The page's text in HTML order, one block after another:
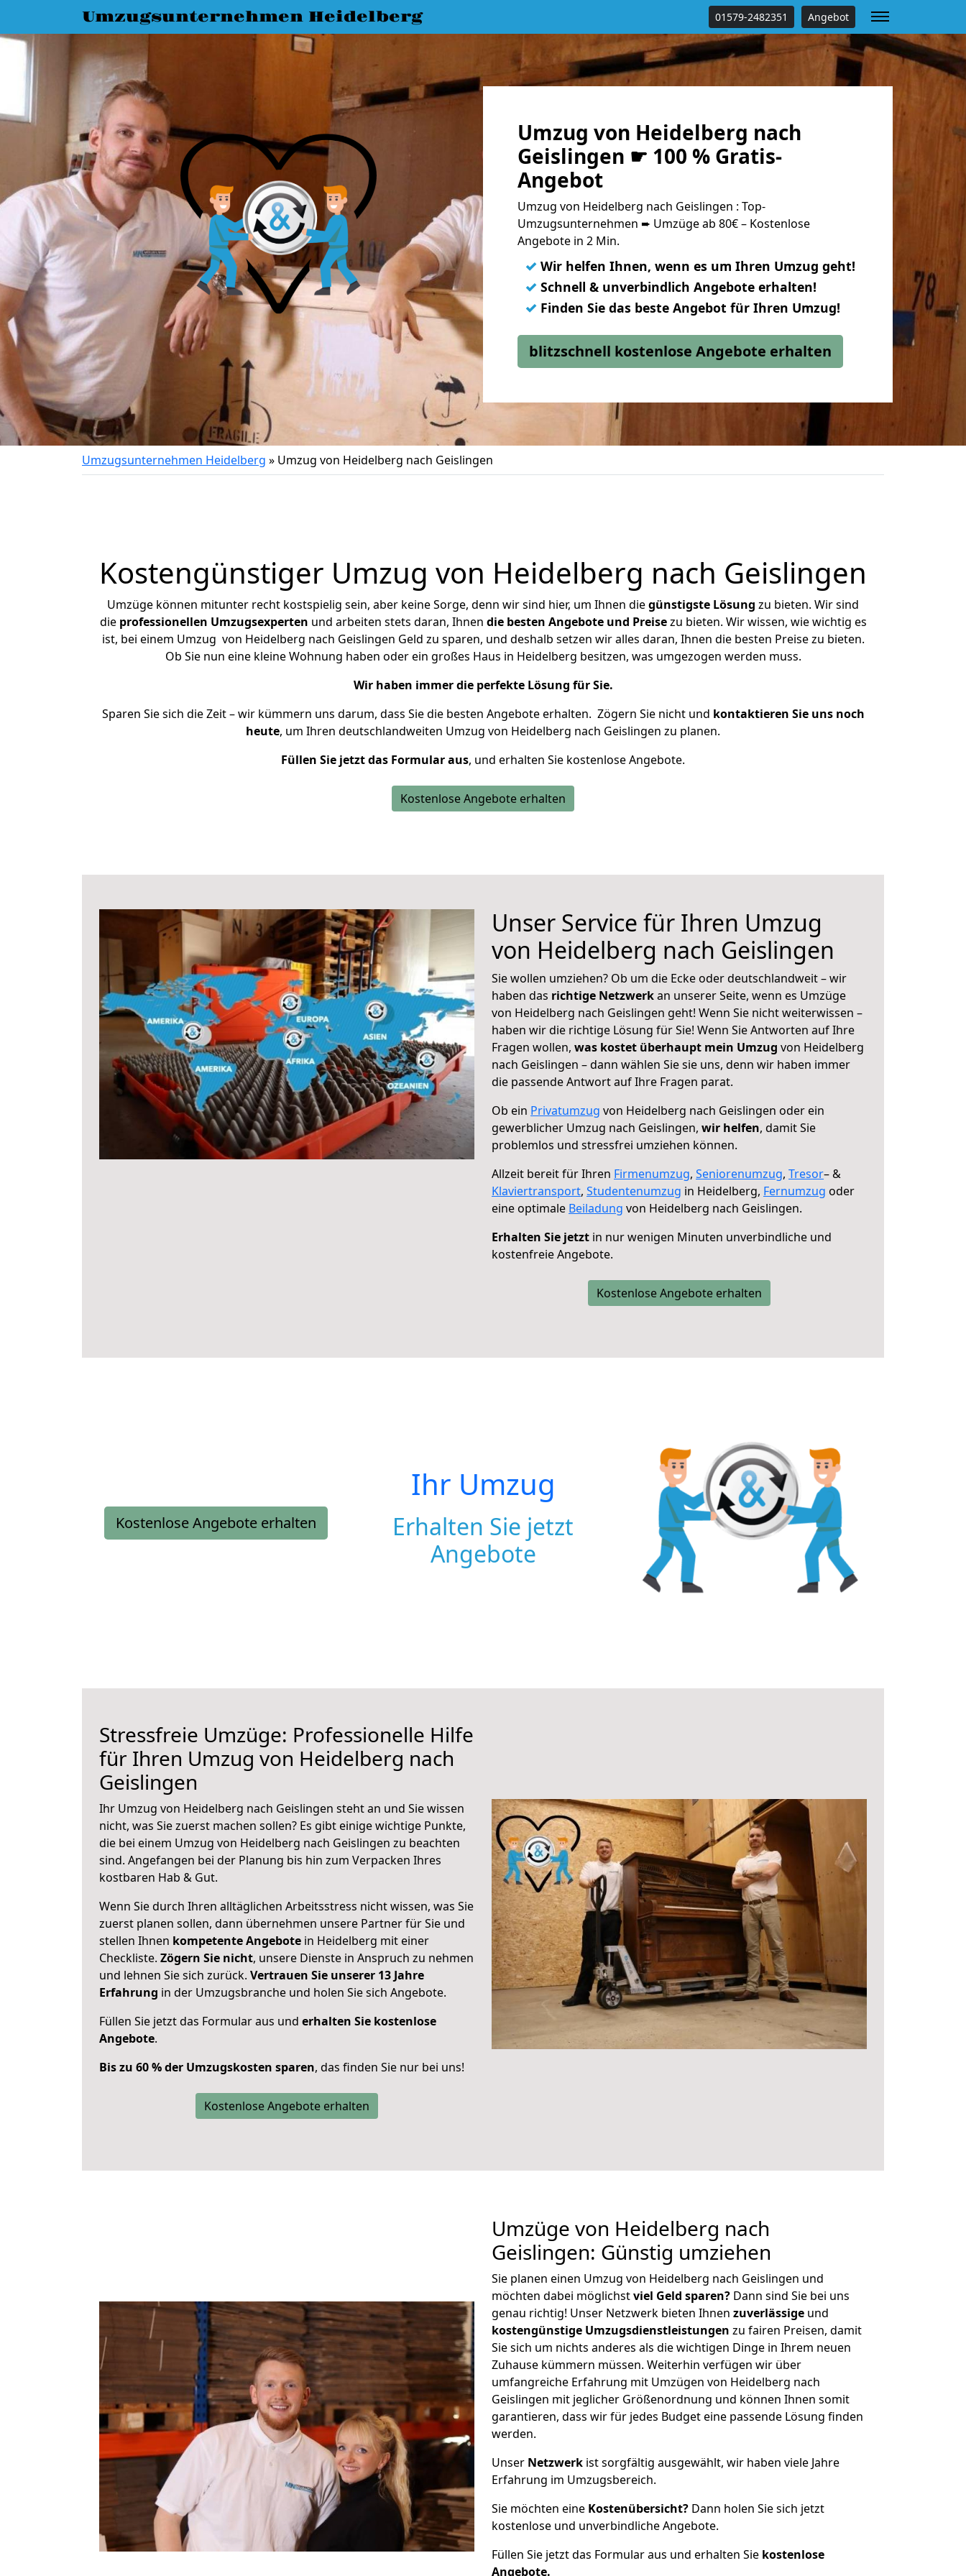
Umzugsunternehmen Heidelberg 01579-2482351 Angebot
Umzug von Heidelberg nach
Geislingen ☛ 100 % Gratis-
Angebot
Umzug von Heidelberg nach Geislingen : Top-
Umzugsunternehmen ➨ Umzüge ab 80€ – Kostenlose
Angebote in 2 Min.
✓ Wir helfen Ihnen, wenn es um Ihren Umzug geht!
✓ Schnell & unverbindlich Angebote erhalten!
✓ Finden Sie das beste Angebot für Ihren Umzug!
blitzschnell kostenlose Angebote erhalten
Umzugsunternehmen Heidelberg » Umzug von Heidelberg nach Geislingen
Kostengünstiger Umzug von Heidelberg nach Geislingen
Umzüge können mitunter recht kostspielig sein, aber keine Sorge, denn wir sind hier, um Ihnen diegünstigste Lösung zu bieten. Wir sind
die professionellen Umzugsexperten und arbeiten stets daran, Ihnen die besten Angebote und Preisezu bieten. Wir wissen, wie wichtig es
ist, bei einem Umzug von Heidelberg nach Geislingen Geld zu sparen, und deshalb setzen wir alles daran, Ihnen die besten Preise zu bieten.
Ob Sie nun eine kleine Wohnung haben oder ein großes Haus in Heidelberg besitzen, was umgezogen werden muss.
Wir haben immer die perfekte Lösung für Sie.
Sparen Sie sich die Zeit – wir kümmern uns darum, dass Sie die besten Angebote erhalten. Zögern Sie nicht und kontaktieren Sie uns noch
heute, um Ihren deutschlandweiten Umzug von Heidelberg nach Geislingen zu planen.
Füllen Sie jetzt das Formular aus, und erhalten Sie kostenlose Angebote.
Kostenlose Angebote erhalten
Unser Service für Ihren Umzug
von Heidelberg nach Geislingen
Sie wollen umziehen? Ob um die Ecke oder deutschlandweit – wir
haben das richtige Netzwerkan unserer Seite, wenn es Umzüge
von Heidelberg nach Geislingen geht! Wenn Sie nicht weiterwissen –
haben wir die richtige Lösung für Sie! Wenn Sie Antworten auf Ihre
Fragen wollen, was kostet überhaupt mein Umzug von Heidelberg
nach Geislingen – dann wählen Sie sie uns, denn wir haben immer
die passende Antwort auf Ihre Fragen parat.
Ob ein Privatumzug von Heidelberg nach Geislingen oder ein
gewerblicher Umzug nach Geislingen, wir helfen, damit Sie
problemlos und stressfrei umziehen können.
Allzeit bereit für Ihren Firmenumzug, Seniorenumzug, Tresor– &
Klaviertransport, Studentenumzug in Heidelberg, Fernumzug oder
eine optimale Beiladung von Heidelberg nach Geislingen.
Erhalten Sie jetzt in nur wenigen Minuten unverbindliche und
kostenfreie Angebote.
Kostenlose Angebote erhalten
Kostenlose Angebote erhalten
Ihr Umzug
Erhalten Sie jetzt
Angebote
Stressfreie Umzüge: Professionelle Hilfe
für Ihren Umzug von Heidelberg nach
Geislingen
Ihr Umzug von Heidelberg nach Geislingen steht an und Sie wissen
nicht, was Sie zuerst machen sollen? Es gibt einige wichtige Punkte,
die bei einem Umzug von Heidelberg nach Geislingen zu beachten
sind. Angefangen bei der Planung bis hin zum Verpacken Ihres
kostbaren Hab & Gut.
Wenn Sie durch Ihren alltäglichen Arbeitsstress nicht wissen, was Sie
zuerst planen sollen, dann übernehmen unsere Partner für Sie und
stellen Ihnen kompetente Angebote in Heidelberg mit einer
Checkliste. Zögern Sie nicht, unsere Dienste in Anspruch zu nehmen
und lehnen Sie sich zurück. Vertrauen Sie unserer 13 Jahre
Erfahrung in der Umzugsbranche und holen Sie sich Angebote.
Füllen Sie jetzt das Formular aus und erhalten Sie kostenlose
Angebote.
Bis zu 60 % der Umzugskosten sparen, das finden Sie nur bei uns!
Kostenlose Angebote erhalten
Umzüge von Heidelberg nach
Geislingen: Günstig umziehen
Sie planen einen Umzug von Heidelberg nach Geislingen und
möchten dabei möglichstviel Geld sparen? Dann sind Sie bei uns
genau richtig! Unser Netzwerk bieten Ihnen zuverlässige und
kostengünstige Umzugsdienstleistungen zu fairen Preisen, damit
Sie sich um nichts anderes als die wichtigen Dinge in Ihrem neuen
Zuhause kümmern müssen. Weiterhin verfügen wir über
umfangreiche Erfahrung mit Umzügen von Heidelberg nach
Geislingen mit jeglicher Größenordnung und können Ihnen somit
garantieren, dass wir für jedes Budget eine passende Lösung finden
werden.
Unser Netzwerk ist sorgfältig ausgewählt, wir haben viele Jahre
Erfahrung im Umzugsbereich.
Sie möchten eine Kostenübersicht? Dann holen Sie sich jetzt
kostenlose und unverbindliche Angebote.
Füllen Sie jetzt das Formular aus und erhalten Sie kostenlose
Angebote.